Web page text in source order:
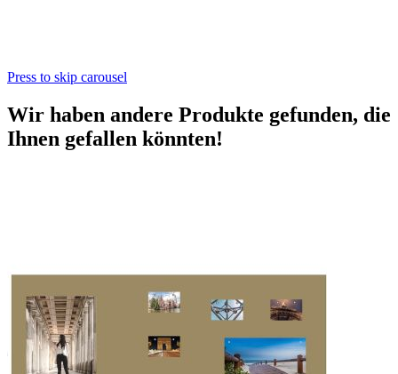
Press to skip carousel
Wir haben andere Produkte gefunden, die
Ihnen gefallen könnten!